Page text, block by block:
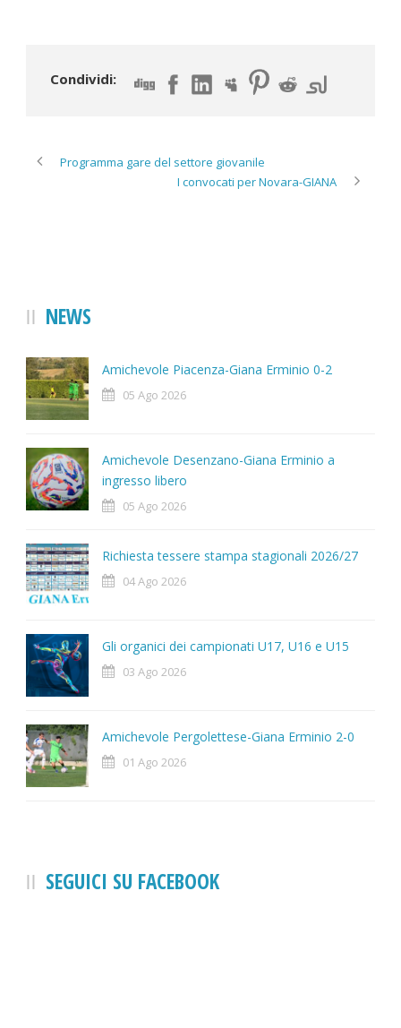
Condividi:
Programma gare del settore giovanile
I convocati per Novara-GIANA
NEWS
Amichevole Piacenza-Giana Erminio 0-2
05 Ago 2026
Amichevole Desenzano-Giana Erminio a
ingresso libero
05 Ago 2026
Richiesta tessere stampa stagionali 2026/27
04 Ago 2026
Gli organici dei campionati U17, U16 e U15
03 Ago 2026
Amichevole Pergolettese-Giana Erminio 2-0
01 Ago 2026
SEGUICI SU FACEBOOK